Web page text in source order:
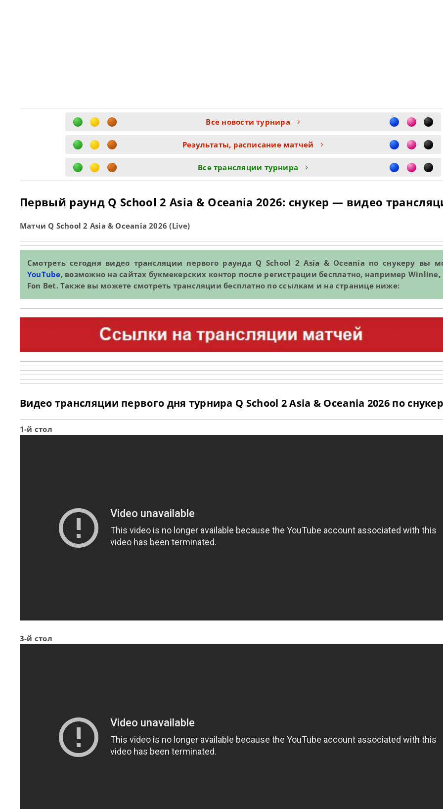
Все новости турнира
Результаты, расписание матчей
Все трансляции турнира
Первый раунд Q School 2 Asia & Oceania 2026: снукер — видео
Матчи Q School 2 Asia & Oceania 2026 (Live)
Смотреть сегодня видео трансляции первого раунда Q School 2 Asia & Oceania по снукеру вы
YouTube, возможно на сайтах букмекерских контор после регистрации бесплатно, например Winline,
Fon Bet. Также вы можете смотреть трансляции бесплатно по ссылкам и на странице ниже:
Видео трансляции первого дня турнира Q School 2 Asia & Oceania 2026 по
1-й стол
3-й стол